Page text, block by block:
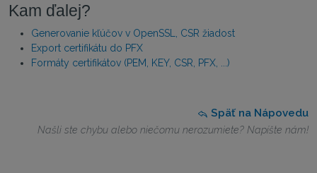
Kam ďalej?
Generovanie kľúčov v OpenSSL, CSR žiadost
Export certifikátu do PFX
Formáty certifikátov (PEM, KEY, CSR, PFX, ...)
Späť na Nápovedu
Našli ste chybu alebo niečomu nerozumiete? Napíšte nám!